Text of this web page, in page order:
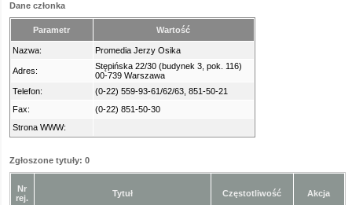
Dane członka
Parametr Wartość
Nazwa: Promedia Jerzy Osika
Adres:
Stępińska 22/30 (budynek 3, pok. 116)
00-739 Warszawa
Telefon:
(0-22) 559-93-61/62/63, 851-50-21
Fax:
(0-22) 851-50-30
Strona WWW:
Zgłoszone tytuły: 0
Nr
rej.
Tytuł Częstotliwość Akcja